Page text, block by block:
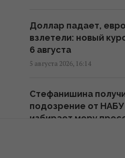
Новый уровень
Guardian о
украинского
Путинские войска
Доллар падает,
взлетели: новый
6 августа
5 августа 2026, 16:14
Стефанишина
подозрение от
избирает меру